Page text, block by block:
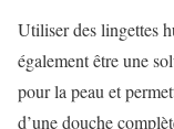
Utiliser des lingettes
également être une
pour la peau et
d’une douche